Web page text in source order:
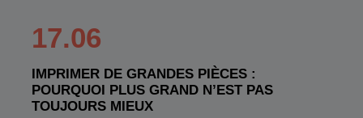
17.06
IMPRIMER DE GRANDES PIÈCES :
POURQUOI PLUS GRAND N’EST PAS
TOUJOURS MIEUX